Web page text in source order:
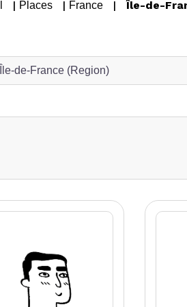
| Places | France | Île-de-